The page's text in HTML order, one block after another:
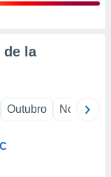
de la
Outubro Novembro